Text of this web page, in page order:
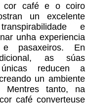
cor café e o coiro
un excelente
e
unha experiencia
e pasaxeiros. En
as súas
únicas reducen a
un ambiente
Mentres tanto, na
café converteuse